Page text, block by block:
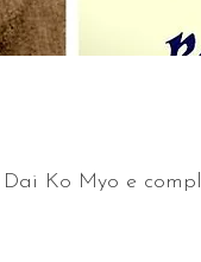
Ko Myo e